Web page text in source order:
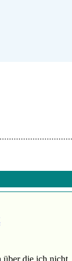
über die ich nicht